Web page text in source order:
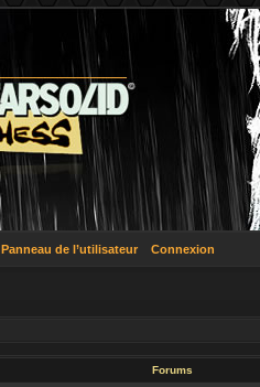
Panneau de l’utilisateur Connexion
Forums